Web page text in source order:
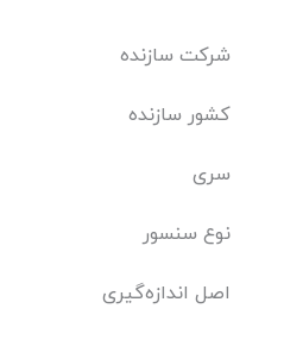
شرکت سازنده
کشور سازنده
سری
نوع سنسور
اصل اندازه‌گیری